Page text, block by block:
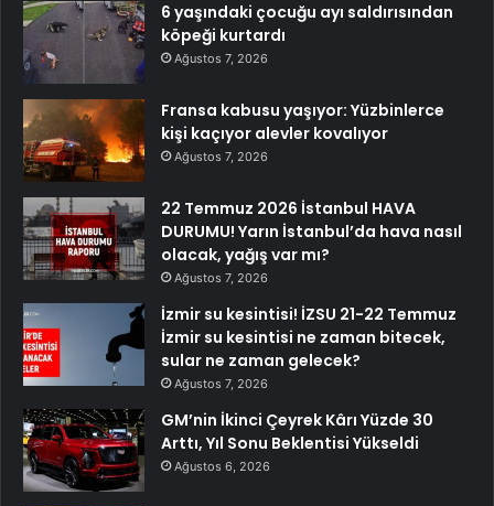
6 yaşındaki çocuğu ayı saldırısından
köpeği kurtardı
Ağustos 7, 2026
Fransa kabusu yaşıyor: Yüzbinlerce
kişi kaçıyor alevler kovalıyor
Ağustos 7, 2026
22 Temmuz 2026 İstanbul HAVA
DURUMU! Yarın İstanbul’da hava nasıl
olacak, yağış var mı?
Ağustos 7, 2026
İzmir su kesintisi! İZSU 21-22 Temmuz
İzmir su kesintisi ne zaman bitecek,
sular ne zaman gelecek?
Ağustos 7, 2026
GM’nin İkinci Çeyrek Kârı Yüzde 30
Arttı, Yıl Sonu Beklentisi Yükseldi
Ağustos 6, 2026